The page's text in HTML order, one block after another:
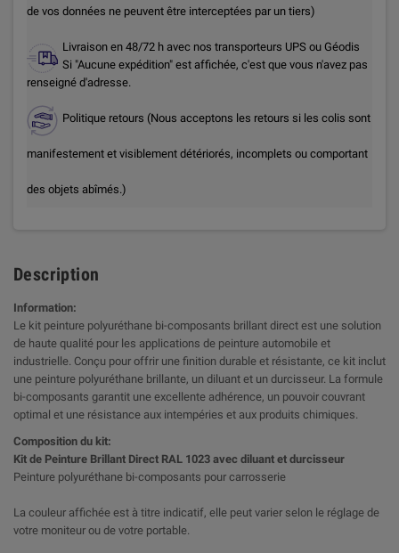
de vos données ne peuvent être interceptées par un tiers)
Livraison en 48/72 h avec nos transporteurs UPS ou Géodis
Si "Aucune expédition" est affichée, c'est que vous n'avez pas
renseigné d'adresse.
Politique retours (Nous acceptons les retours si les colis sont
manifestement et visiblement détériorés, incomplets ou comportant
des objets abîmés.)
Description
Information:
Le kit peinture polyuréthane bi-composants brillant direct est une solution
de haute qualité pour les applications de peinture automobile et
industrielle. Conçu pour offrir une finition durable et résistante, ce kit inclut
une peinture polyuréthane brillante, un diluant et un durcisseur. La formule
bi-composants garantit une excellente adhérence, un pouvoir couvrant
optimal et une résistance aux intempéries et aux produits chimiques.
Composition du kit:
Kit de Peinture Brillant Direct RAL 1023 avec diluant et durcisseur
Peinture polyuréthane bi-composants pour carrosserie
La couleur affichée est à titre indicatif, elle peut varier selon le réglage de
votre moniteur ou de votre portable.